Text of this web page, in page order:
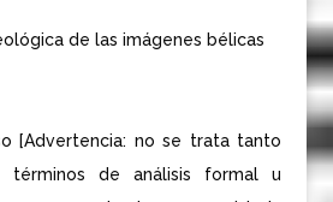
de las imágenes bélicas
[Advertencia: no se trata tanto
términos de análisis formal u